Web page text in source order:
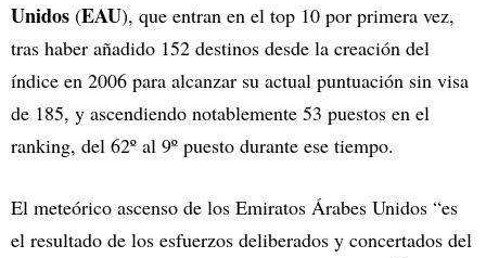
Unidos (EAU), que entran en el top 10 por primera vez,
tras haber añadido 152 destinos desde la creación del
índice en 2006 para alcanzar su actual puntuación sin visa
de 185, y ascendiendo notablemente 53 puestos en el
ranking, del 62º al 9º puesto durante ese tiempo.
El meteórico ascenso de los Emiratos Árabes Unidos “es
el resultado de los esfuerzos deliberados y concertados del